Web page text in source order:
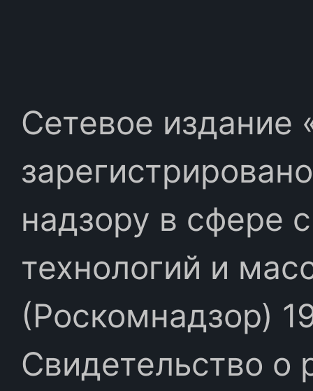
Сетевое издание
надзору в сфере
технологий и
(Роскомнадзор)
Свидетельство